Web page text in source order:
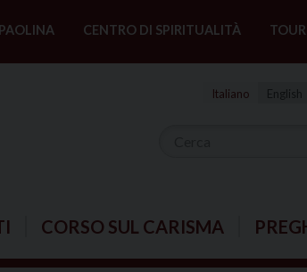
CENTRO DI SPIRITUALITÀ
Italiano English
CORSO SUL CARISMA